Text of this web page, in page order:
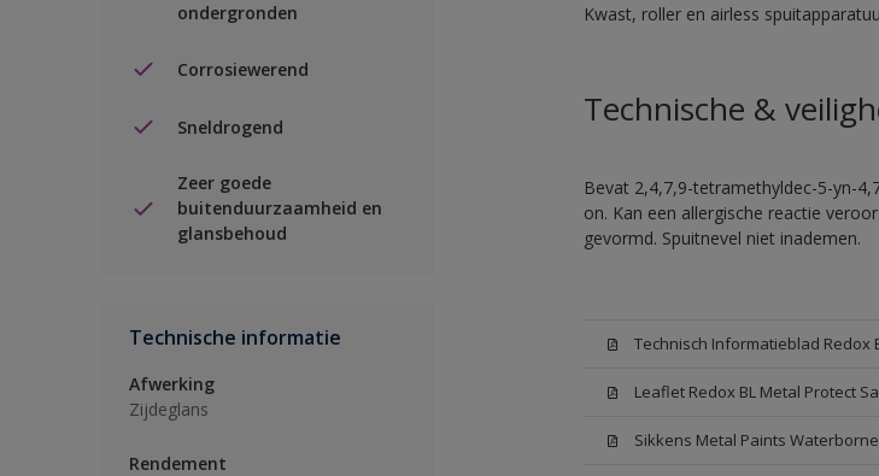
ondergronden
Corrosiewerend
Sneldrogend
Zeer goede
buitenduurzaamheid en
glansbehoud
Technische informatie
Afwerking
Zijdeglans
Rendement
Kwast, roller en airless
Technische &
Bevat 2,4,7,9-tetramethyldec-5-yn-
on. Kan een allergische reactie
gevormd. Spuitnevel niet inademen.
Technisch Informatieblad Redox
Leaflet Redox BL Metal Protect
Sikkens Metal Paints